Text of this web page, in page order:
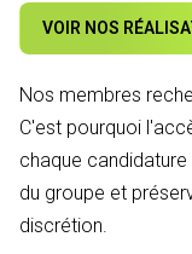
VOIR NOS
Nos membres
C'est pourquoi
chaque
du groupe et
discrétion.